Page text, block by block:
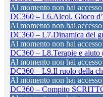
Al momento non hai
DC360 – L6.Alcol. Gioco
Al momento non hai
DC360 – L7.Dinamica del
Al momento non hai
DC360 – L8.Terapie e aiuto
Al momento non hai
DC360 – L9.Il ruolo della
Al momento non hai
DC360 – Compito